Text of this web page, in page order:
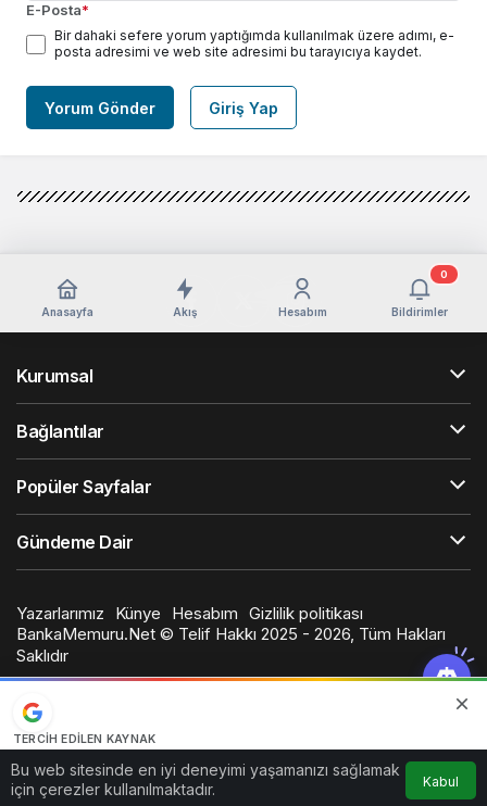
E-Posta*
Bir dahaki sefere yorum yaptığımda kullanılmak üzere adımı, e-
posta adresimi ve web site adresimi bu tarayıcıya kaydet.
Yorum Gönder Giriş Yap
Bu web sitesinde en iyi deneyimi yaşamanızı sağlamak
için çerezler kullanılmaktadır.
Kabul
Anasayfa Akış Hesabım Bildirimler
0
Kurumsal
Bağlantılar
Popüler Sayfalar
Gündeme Dair
Yazarlarımız Künye Hesabım Gizlilik politikası
BankaMemuru.Net © Telif Hakkı 2025 - 2026, Tüm Hakları
Saklıdır
TERCIH EDILEN KAYNAK
Kaynağı Ekle